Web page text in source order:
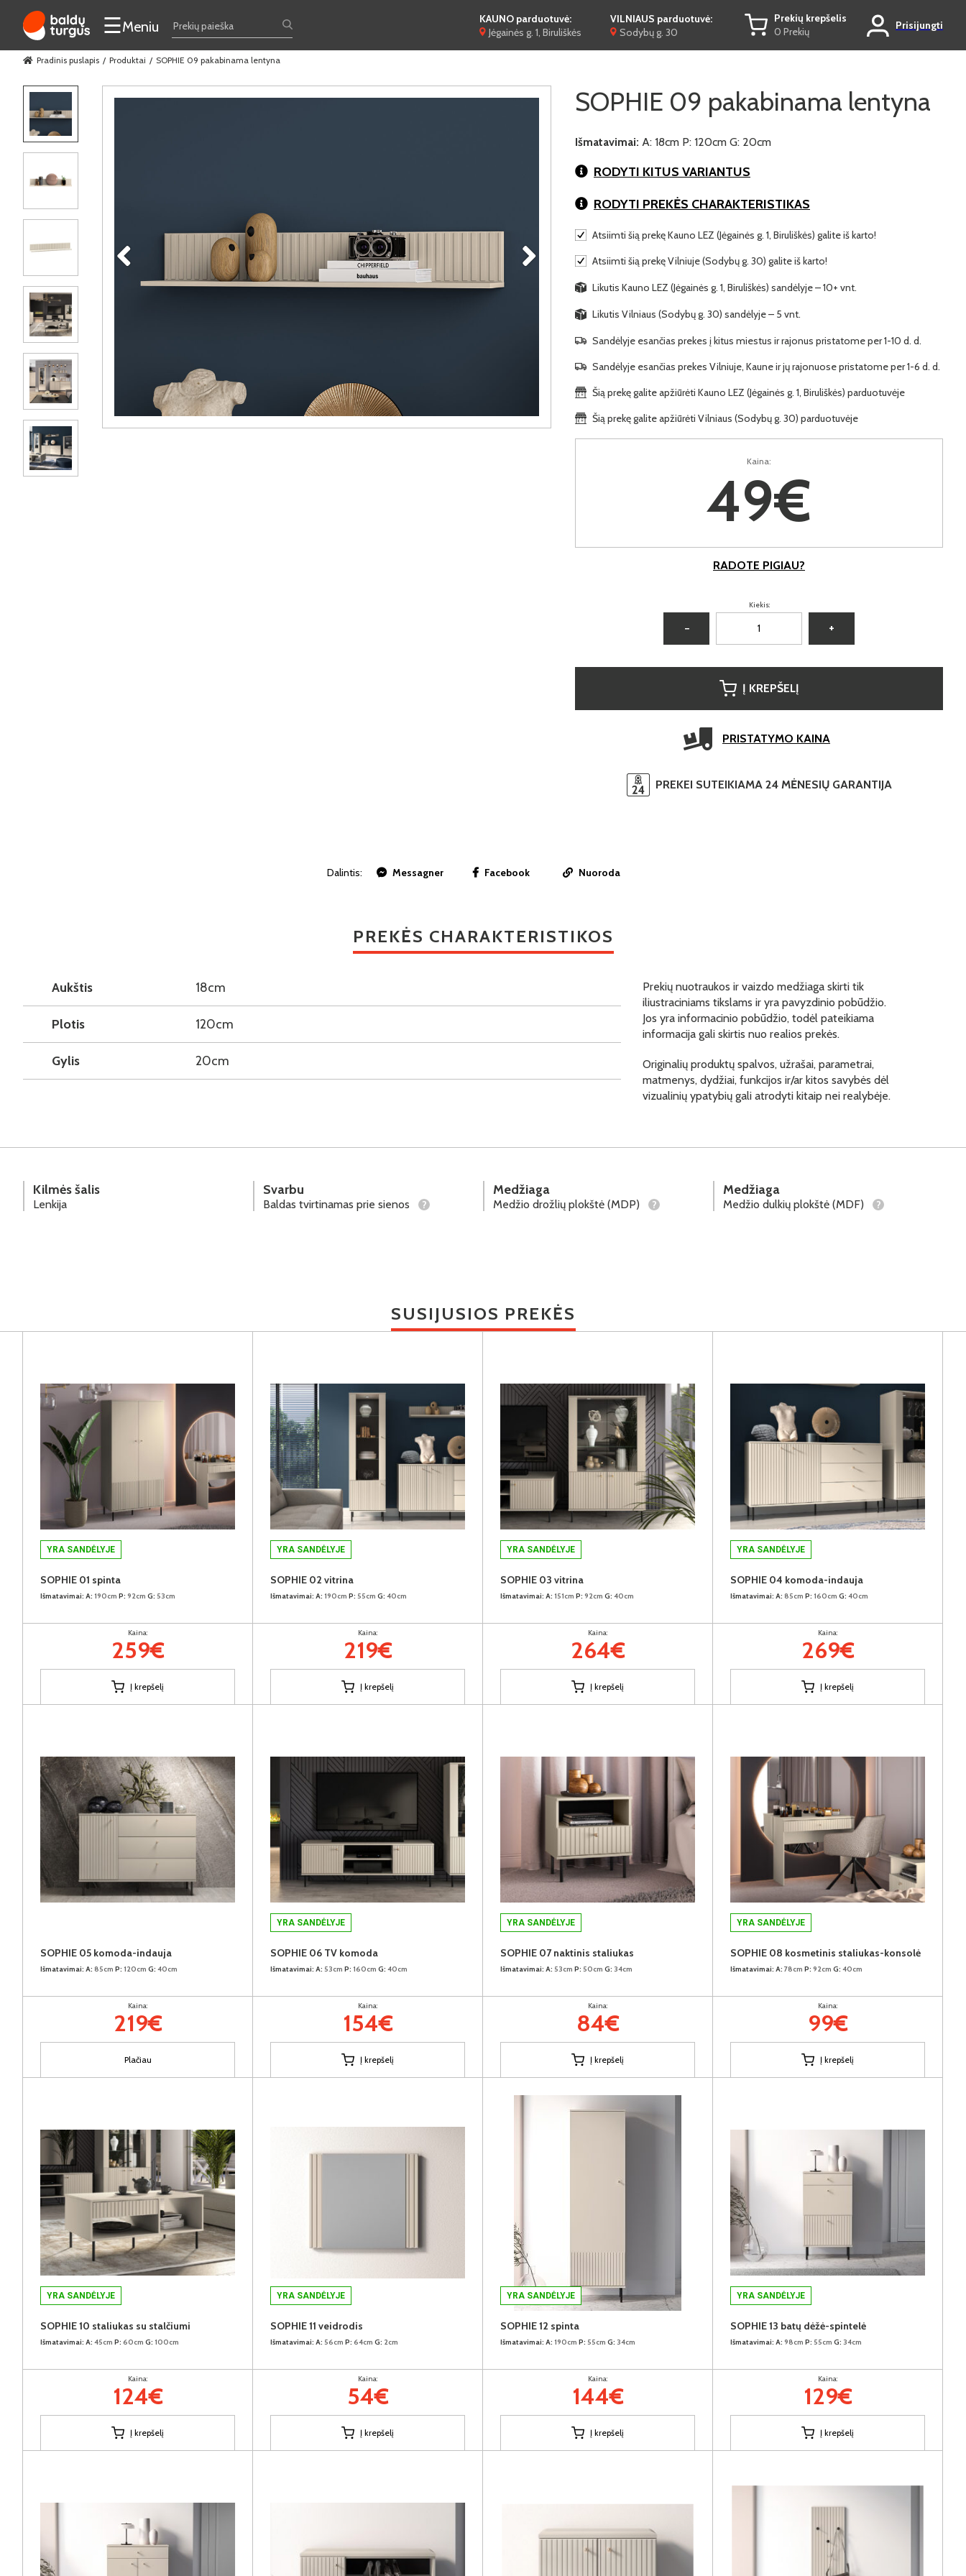
☰Meniu
KAUNO parduotuvė:
Jėgainės g. 1, Biruliškės
VILNIAUS parduotuvė:
Sodybų g. 30
Prekių krepšelis
0 Prekių
Prisijungti
Pradinis puslapis Produktai SOPHIE 09 pakabinama lentyna
SOPHIE 09 pakabinama lentyna
Išmatavimai: A: 18cm P: 120cm G: 20cm
RODYTI KITUS VARIANTUS
RODYTI PREKĖS CHARAKTERISTIKAS
Atsiimti šią prekę Kauno LEZ (Jėgainės g. 1, Biruliškės) galite iš karto!
Atsiimti šią prekę Vilniuje (Sodybų g. 30) galite iš karto!
Likutis Kauno LEZ (Jėgainės g. 1, Biruliškės) sandėlyje – 10+ vnt.
Likutis Vilniaus (Sodybų g. 30) sandėlyje – 5 vnt.
Sandėlyje esančias prekes į kitus miestus ir rajonus pristatome per 1-10 d. d.
Sandėlyje esančias prekes Vilniuje, Kaune ir jų rajonuose pristatome per 1-6 d. d.
Šią prekę galite apžiūrėti Kauno LEZ (Jėgainės g. 1, Biruliškės) parduotuvėje
Šią prekę galite apžiūrėti Vilniaus (Sodybų g. 30) parduotuvėje
Kaina:
49€
RADOTE PIGIAU?
Kiekis:
− +
Į KREPŠELĮ
PRISTATYMO KAINA
PREKEI SUTEIKIAMA 24 MĖNESIŲ GARANTIJA
Dalintis: Messagner Facebook Nuoroda
PREKĖS CHARAKTERISTIKOS
Aukštis 18cm
Plotis 120cm
Gylis 20cm
Prekių nuotraukos ir vaizdo medžiaga skirti tik
iliustraciniams tikslams ir yra pavyzdinio pobūdžio.
Jos yra informacinio pobūdžio, todėl pateikiama
informacija gali skirtis nuo realios prekės.
Originalių produktų spalvos, užrašai, parametrai,
matmenys, dydžiai, funkcijos ir/ar kitos savybės dėl
vizualinių ypatybių gali atrodyti kitaip nei realybėje.
Kilmės šalis
Lenkija
Svarbu
Baldas tvirtinamas prie sienos ?
Medžiaga
Medžio drožlių plokštė (MDP) ?
Medžiaga
Medžio dulkių plokštė (MDF) ?
SUSIJUSIOS PREKĖS
YRA SANDĖLYJE
SOPHIE 01 spinta
Išmatavimai: A: 190cm P: 92cm G: 53cm
Kaina:
259€
Į krepšelį
YRA SANDĖLYJE
SOPHIE 02 vitrina
Išmatavimai: A: 190cm P: 55cm G: 40cm
Kaina:
219€
Į krepšelį
YRA SANDĖLYJE
SOPHIE 03 vitrina
Išmatavimai: A: 151cm P: 92cm G: 40cm
Kaina:
264€
Į krepšelį
YRA SANDĖLYJE
SOPHIE 04 komoda-indauja
Išmatavimai: A: 85cm P: 160cm G: 40cm
Kaina:
269€
Į krepšelį
SOPHIE 05 komoda-indauja
Išmatavimai: A: 85cm P: 120cm G: 40cm
Kaina:
219€
Plačiau
YRA SANDĖLYJE
SOPHIE 06 TV komoda
Išmatavimai: A: 53cm P: 160cm G: 40cm
Kaina:
154€
Į krepšelį
YRA SANDĖLYJE
SOPHIE 07 naktinis staliukas
Išmatavimai: A: 53cm P: 50cm G: 34cm
Kaina:
84€
Į krepšelį
YRA SANDĖLYJE
SOPHIE 08 kosmetinis staliukas-konsolė
Išmatavimai: A: 78cm P: 92cm G: 40cm
Kaina:
99€
Į krepšelį
YRA SANDĖLYJE
SOPHIE 10 staliukas su stalčiumi
Išmatavimai: A: 45cm P: 60cm G: 100cm
Kaina:
124€
Į krepšelį
YRA SANDĖLYJE
SOPHIE 11 veidrodis
Išmatavimai: A: 56cm P: 64cm G: 2cm
Kaina:
54€
Į krepšelį
YRA SANDĖLYJE
SOPHIE 12 spinta
Išmatavimai: A: 190cm P: 55cm G: 34cm
Kaina:
144€
Į krepšelį
YRA SANDĖLYJE
SOPHIE 13 batų dėžė-spintelė
Išmatavimai: A: 98cm P: 55cm G: 34cm
Kaina:
129€
Į krepšelį